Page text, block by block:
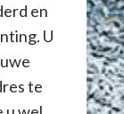
en
U
te